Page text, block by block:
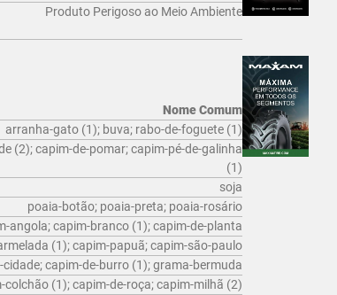
Produto Perigoso ao Meio Ambiente
Nome Comum
arranha-gato (1); buva; rabo-de-foguete (1)
(2); capim-de-pomar; capim-pé-de-galinha
(1)
soja
poaia-botão; poaia-preta; poaia-rosário
angola; capim-branco (1); capim-de-planta
(1); capim-papuã; capim-são-paulo
capim-de-burro (1); grama-bermuda
colchão (1); capim-de-roça; capim-milhã (2)